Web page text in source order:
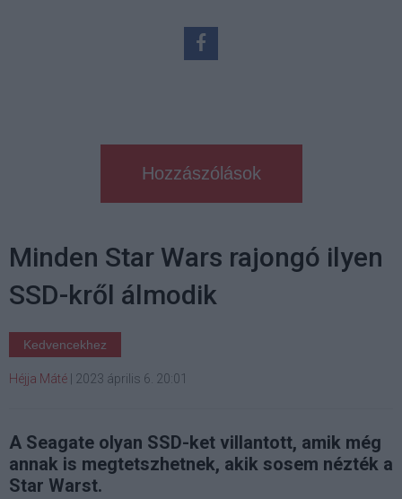
Hozzászólások
Minden Star Wars rajongó ilyen
SSD-kről álmodik
Kedvencekhez
Héjja Máté 2023 április 6. 20:01
A Seagate olyan SSD-ket villantott, amik még
annak is megtetszhetnek, akik sosem nézték a
Star Warst.